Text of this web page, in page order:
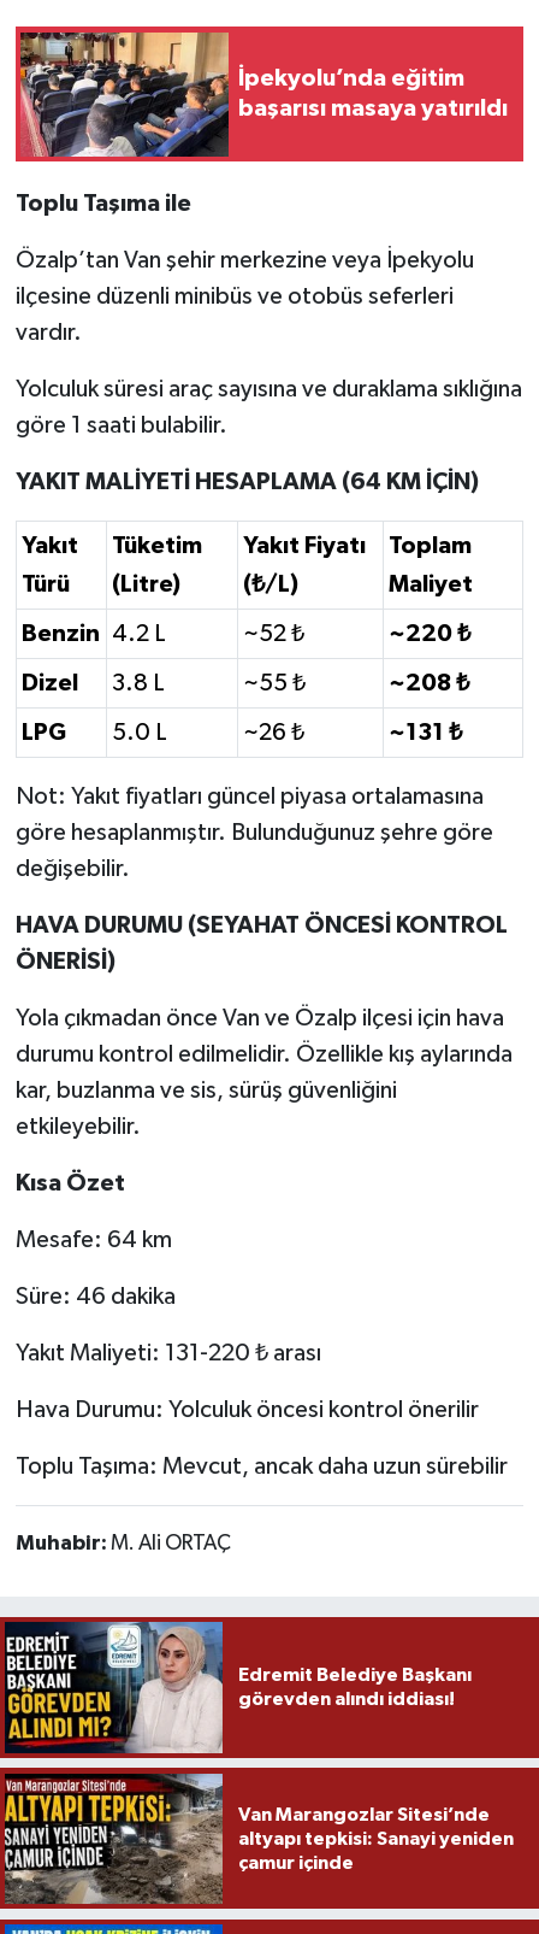
İpekyolu’nda eğitim
başarısı masaya yatırıldı
Toplu Taşıma ile
Özalp’tan Van şehir merkezine veya İpekyolu
ilçesine düzenli minibüs ve otobüs seferleri
vardır.
Yolculuk süresi araç sayısına ve duraklama sıklığına
göre 1 saati bulabilir.
YAKIT MALİYETİ HESAPLAMA (64 KM İÇİN)
Yakıt
Türü
Tüketim
(Litre)
Yakıt Fiyatı
(₺/L)
Toplam
Maliyet
Benzin 4.2 L ~52 ₺ ~220 ₺
Dizel 3.8 L ~55 ₺ ~208 ₺
LPG 5.0 L ~26 ₺ ~131 ₺
Not: Yakıt fiyatları güncel piyasa ortalamasına
göre hesaplanmıştır. Bulunduğunuz şehre göre
değişebilir.
HAVA DURUMU (SEYAHAT ÖNCESİ KONTROL
ÖNERİSİ)
Yola çıkmadan önce Van ve Özalp ilçesi için hava
durumu kontrol edilmelidir. Özellikle kış aylarında
kar, buzlanma ve sis, sürüş güvenliğini
etkileyebilir.
Kısa Özet
Mesafe: 64 km
Süre: 46 dakika
Yakıt Maliyeti: 131-220 ₺ arası
Hava Durumu: Yolculuk öncesi kontrol önerilir
Toplu Taşıma: Mevcut, ancak daha uzun sürebilir
Muhabir: M. Ali ORTAÇ
Edremit Belediye Başkanı
görevden alındı iddiası!
Van Marangozlar Sitesi’nde
altyapı tepkisi: Sanayi yeniden
çamur içinde